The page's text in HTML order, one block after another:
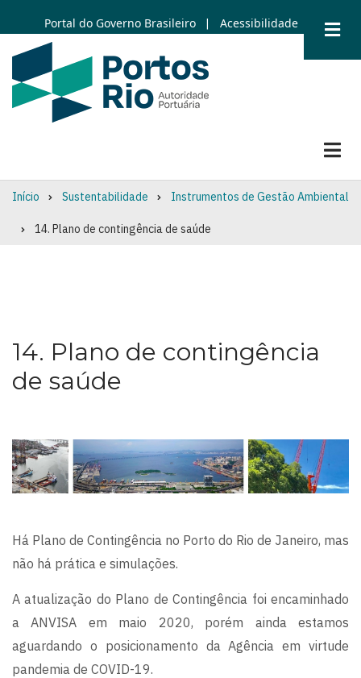
to
main
content
Portal do Governo Brasileiro | Acessibilidade
Breadcrumb
Início Sustentabilidade Instrumentos de Gestão Ambiental
14. Plano de contingência de saúde
14. Plano de contingência
de saúde
Há Plano de Contingência no Porto do Rio de Janeiro, mas
não há prática e simulações.
A atualização do Plano de Contingência foi encaminhado
a ANVISA em maio 2020, porém ainda estamos
aguardando o posicionamento da Agência em virtude
pandemia de COVID-19.